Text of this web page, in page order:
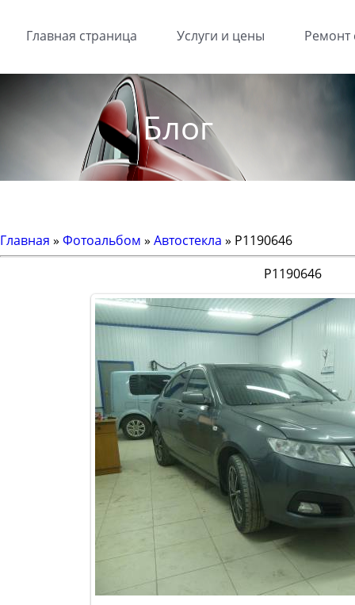
Главная страница Услуги и цены Ремонт
Блог
Главная » Фотоальбом » Автостекла » P1190646
P1190646